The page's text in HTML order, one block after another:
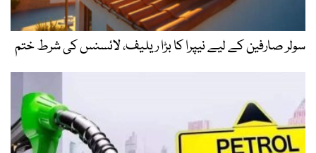
سولر صارفین کے لیے نیپرا کا بڑا ریلیف، لائسنس کی شرط ختم